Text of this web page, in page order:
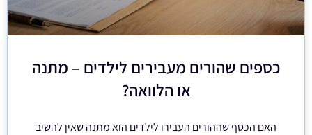
כספים שהורים מעבירים לילדים – מתנה
או הלוואה?
האם הכסף שההורים העבירו לילדים הוא מתנה שאין להשיב